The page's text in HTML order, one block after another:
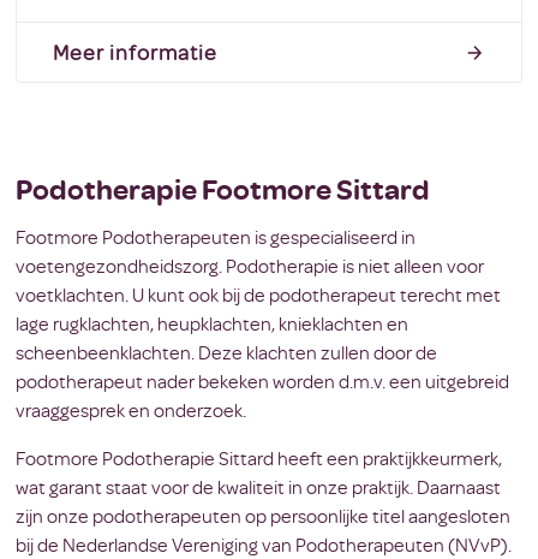
Meer informatie
Podotherapie Footmore Sittard
Footmore Podotherapeuten is gespecialiseerd in
voetengezondheidszorg. Podotherapie is niet alleen voor
voetklachten. U kunt ook bij de podotherapeut terecht met
lage rugklachten, heupklachten, knieklachten en
scheenbeenklachten. Deze klachten zullen door de
podotherapeut nader bekeken worden d.m.v. een uitgebreid
vraaggesprek en onderzoek.
Footmore Podotherapie Sittard heeft een praktijkkeurmerk,
wat garant staat voor de kwaliteit in onze praktijk. Daarnaast
zijn onze podotherapeuten op persoonlijke titel aangesloten
bij de Nederlandse Vereniging van Podotherapeuten (NVvP).